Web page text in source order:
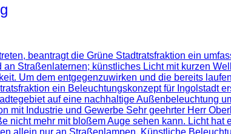
beantragt die Grüne Stadtratsfraktion ein
Straßenlaternen; künstliches Licht mit kurzen
Um dem entgegenzuwirken und die bereits
ein Beleuchtungskonzept für Ingolstadt
auf eine nachhaltige Außenbeleuchtung
mit Industrie und Gewerbe Sehr geehrter Herr
nicht mehr mit bloßem Auge sehen kann. Licht